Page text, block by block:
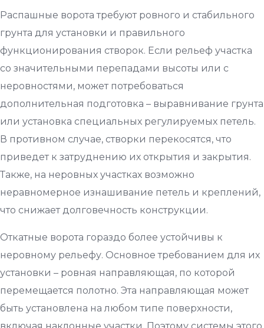
Распашные ворота требуют ровного и стабильного
грунта для установки и правильного
функционирования створок. Если рельеф участка
со значительными перепадами высоты или с
неровностями, может потребоваться
дополнительная подготовка – выравнивание грунта
или установка специальных регулируемых петель.
В противном случае, створки перекосятся, что
приведет к затруднению их открытия и закрытия.
Также, на неровных участках возможно
неравномерное изнашивание петель и креплений,
что снижает долговечность конструкции.
Откатные ворота гораздо более устойчивы к
неровному рельефу. Основное требованием для их
установки – ровная направляющая, по которой
перемещается полотно. Эта направляющая может
быть установлена на любом типе поверхности,